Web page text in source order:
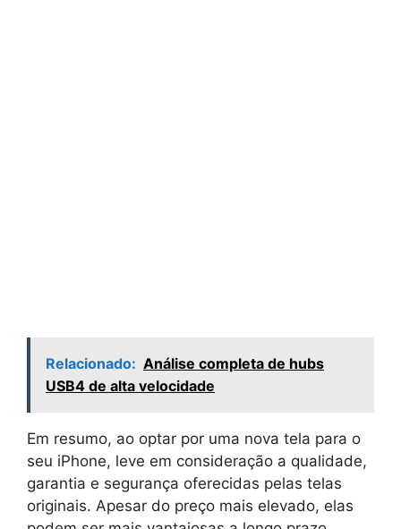
Relacionado: Análise completa de hubs
USB4 de alta velocidade
Em resumo, ao optar por uma nova tela para o
seu iPhone, leve em consideração a qualidade,
garantia e segurança oferecidas pelas telas
originais. Apesar do preço mais elevado, elas